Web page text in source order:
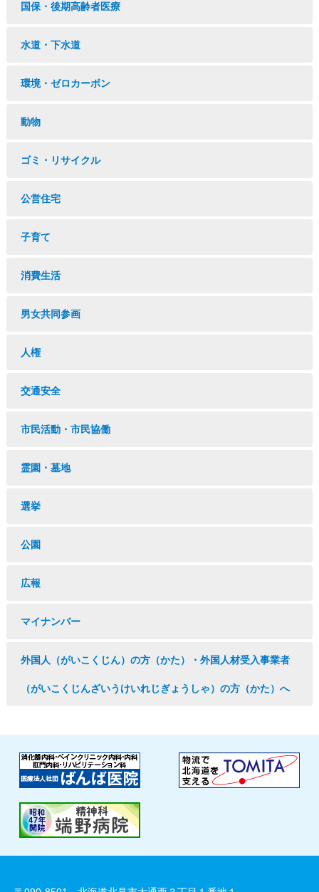
国保・後期高齢者医療
水道・下水道
環境・ゼロカーボン
動物
ゴミ・リサイクル
公営住宅
子育て
消費生活
男女共同参画
人権
交通安全
市民活動・市民協働
霊園・墓地
選挙
公園
広報
マイナンバー
外国人（がいこくじん）の方（かた）・外国人材受入事業者
（がいこくじんざいうけいれじぎょうしゃ）の方（かた）へ